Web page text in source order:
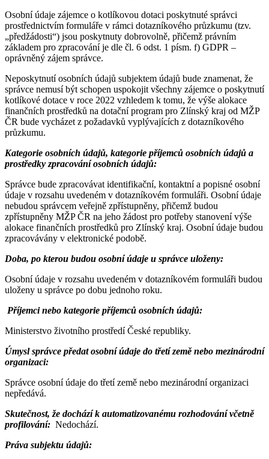
Osobní údaje zájemce o kotlíkovou dotaci poskytnuté správci
prostřednictvím formuláře v rámci dotazníkového průzkumu (tzv.
„předžádosti“) jsou poskytnuty dobrovolně, přičemž právním
základem pro zpracování je dle čl. 6 odst. 1 písm. f) GDPR –
oprávněný zájem správce.
Neposkytnutí osobních údajů subjektem údajů bude znamenat, že
správce nemusí být schopen uspokojit všechny zájemce o poskytnutí
kotlíkové dotace v roce 2022 vzhledem k tomu, že výše alokace
finančních prostředků na dotační program pro Zlínský kraj od MŽP
ČR bude vycházet z požadavků vyplývajících z dotazníkového
průzkumu.
Kategorie osobních údajů, kategorie příjemců osobních údajů a
prostředky zpracování osobních údajů:
Správce bude zpracovávat identifikační, kontaktní a popisné osobní
údaje v rozsahu uvedeném v dotazníkovém formuláři. Osobní údaje
nebudou správcem veřejně zpřístupněny, přičemž budou
zpřístupněny MŽP ČR na jeho žádost pro potřeby stanovení výše
alokace finančních prostředků pro Zlínský kraj. Osobní údaje budou
zpracovávány v elektronické podobě.
Doba, po kterou budou osobní údaje u správce uloženy:
Osobní údaje v rozsahu uvedeném v dotazníkovém formuláři budou
uloženy u správce po dobu jednoho roku.
Příjemci nebo kategorie příjemců osobních údajů:
Ministerstvo životního prostředí České republiky.
Úmysl správce předat osobní údaje do třetí země nebo mezinárodní
organizaci:
Správce osobní údaje do třetí země nebo mezinárodní organizaci
nepředává.
Skutečnost, že dochází k automatizovanému rozhodování včetně
profilování: Nedochází.
Práva subjektu údajů: